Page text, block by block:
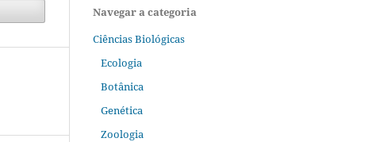
Navegar a categoria
Ciências Biológicas
Ecologia
Botânica
Genética
Zoologia